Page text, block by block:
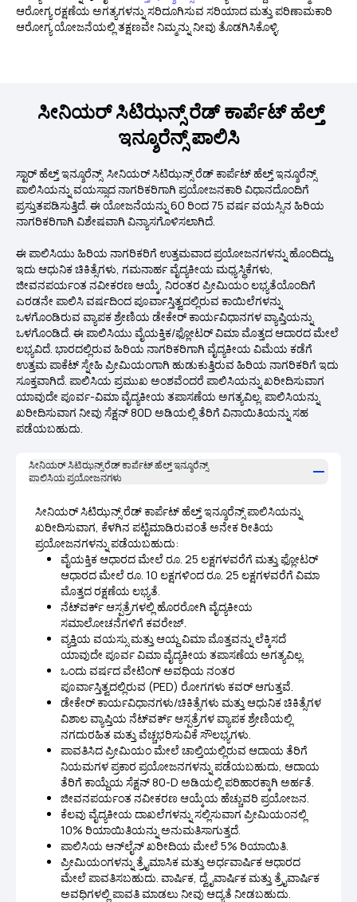
ಆರೋಗ್ಯ ರಕ್ಷಣೆಯ ಅಗತ್ಯಗಳನ್ನು ಸರಿದೂಗಿಸುವ ಸರಿಯಾದ ಮತ್ತು ಪರಿಣಾಮಕಾರಿ
ಆರೋಗ್ಯ ಯೋಜನೆಯಲ್ಲಿ ತಕ್ಷಣವೇ ನಿಮ್ಮನ್ನು ನೀವು ತೊಡಗಿಸಿಕೊಳ್ಳಿ.
ಸೀನಿಯರ್ ಸಿಟಿಝನ್ಸ್ ರೆಡ್ ಕಾರ್ಪೆಟ್ ಹೆಲ್ತ್
ಇನ್ಶೂರೆನ್ಸ್ ಪಾಲಿಸಿ
ಸ್ಟಾರ್ ಹೆಲ್ತ್ ಇನ್ಶೂರೆನ್ಸ್ ಸೀನಿಯರ್ ಸಿಟಿಝನ್ಸ್ ರೆಡ್ ಕಾರ್ಪೆಟ್ ಹೆಲ್ತ್ ಇನ್ಶೂರೆನ್ಸ್
ಪಾಲಿಸಿಯನ್ನು ವಯಸ್ಸಾದ ನಾಗರಿಕರಿಗಾಗಿ ಪ್ರಯೋಜನಕಾರಿ ವಿಧಾನದೊಂದಿಗೆ
ಪ್ರಸ್ತುತಪಡಿಸುತ್ತಿದೆ. ಈ ಯೋಜನೆಯನ್ನು 60 ರಿಂದ 75 ವರ್ಷ ವಯಸ್ಸಿನ ಹಿರಿಯ
ನಾಗರಿಕರಿಗಾಗಿ ವಿಶೇಷವಾಗಿ ವಿನ್ಯಾಸಗೊಳಿಸಲಾಗಿದೆ.
ಈ ಪಾಲಿಸಿಯು ಹಿರಿಯ ನಾಗರಿಕರಿಗೆ ಉತ್ತಮವಾದ ಪ್ರಯೋಜನಗಳನ್ನು ಹೊಂದಿದ್ದು,
ಇದು ಆಧುನಿಕ ಚಿಕಿತ್ಸೆಗಳು, ಗಮನಾರ್ಹ ವೈದ್ಯಕೀಯ ಮಧ್ಯಸ್ಥಿಕೆಗಳು,
ಜೀವನಪರ್ಯಂತ ನವೀಕರಣ ಆಯ್ಕೆ, ನಿರಂತರ ಪ್ರೀಮಿಯಂ ಲಭ್ಯತೆಯೊಂದಿಗೆ
ಎರಡನೇ ಪಾಲಿಸಿ ವರ್ಷದಿಂದ ಪೂರ್ವಾಸ್ತಿತ್ವದಲ್ಲಿರುವ ಕಾಯಿಲೆಗಳನ್ನು
ಒಳಗೊಂಡಿರುವ ವ್ಯಾಪಕ ಶ್ರೇಣಿಯ ಡೇಕೇರ್ ಕಾರ್ಯವಿಧಾನಗಳ ವ್ಯಾಪ್ತಿಯನ್ನು
ಒಳಗೊಂಡಿದೆ. ಈ ಪಾಲಿಸಿಯು ವೈಯಕ್ತಿಕ/ಫ್ಲೋಟರ್ ವಿಮಾ ಮೊತ್ತದ ಆದಾರದ ಮೇಲೆ
ಲಭ್ಯವಿದೆ. ಭಾರದಲ್ಲಿರುವ ಹಿರಿಯ ನಾಗರಿಕರಿಗಾಗಿ ವೈದ್ಯಕೀಯ ವಿಮೆಯ ಕಡೆಗೆ
ಉತ್ತಮ ಪಾಕೆಟ್ ಸ್ನೇಹಿ ಪ್ರೀಮಿಯಂಗಾಗಿ ಹುಡುಕುತ್ತಿರುವ ಹಿರಿಯ ನಾಗರಿಕರಿಗೆ ಇದು
ಸೂಕ್ತವಾಗಿದೆ. ಪಾಲಿಸಿಯ ಪ್ರಮುಖ ಅಂಶವೆಂದರೆ ಪಾಲಿಸಿಯನ್ನು ಖರೀದಿಸುವಾಗ
ಯಾವುದೇ ಪೂರ್ವ-ವಿಮಾ ವೈದ್ಯಕೀಯ ತಪಾಸಣೆಯ ಅಗತ್ಯವಿಲ್ಲ. ಪಾಲಿಸಿಯನ್ನು
ಖರೀದಿಸುವಾಗ ನೀವುಸೆಕ್ಷನ್ 80D ಅಡಿಯಲ್ಲಿ ತೆರಿಗೆ ವಿನಾಯಿತಿಯನ್ನು ಸಹ
ಪಡೆಯಬಹುದು.
ಸೀನಿಯರ್ ಸಿಟಿಝನ್ಸ್ ರೆಡ್ ಕಾರ್ಪೆಟ್ ಹೆಲ್ತ್ ಇನ್ಶೂರೆನ್ಸ್
ಪಾಲಿಸಿಯ ಪ್ರಯೋಜನಗಳು
ಸೀನಿಯರ್ ಸಿಟಿಝನ್ಸ್ ರೆಡ್ ಕಾರ್ಪೆಟ್ ಹೆಲ್ತ್ ಇನ್ಶೂರೆನ್ಸ್ ಪಾಲಿಸಿಯನ್ನು
ಖರೀದಿಸುವಾಗ, ಕೆಳಗಿನ ಪಟ್ಟಿಮಾಡಿರುವಂತೆ ಅನೇಕ ರೀತಿಯ
ಪ್ರಯೋಜನಗಳನ್ನು ಪಡೆಯಬಹುದು:
ವೈಯಕ್ತಿಕ ಆಧಾರದ ಮೇಲೆ ರೂ. 25 ಲಕ್ಷಗಳವರೆಗೆ ಮತ್ತು ಫ್ಲೋಟರ್
ಆಧಾರದ ಮೇಲೆ ರೂ. 10 ಲಕ್ಷಗಳಿಂದ ರೂ. 25 ಲಕ್ಷಗಳವರೆಗೆ ವಿಮಾ
ಮೊತ್ತದ ರಕ್ಷಣೆಯ ಲಭ್ಯತೆ.
ನೆಟ್‌ವರ್ಕ್ ಆಸ್ಪತ್ರೆಗಳಲ್ಲಿ ಹೊರರೋಗಿ ವೈದ್ಯಕೀಯ
ಸಮಾಲೋಚನೆಗಳಿಗೆ ಕವರೇಜ್.
ವ್ಯಕ್ತಿಯ ವಯಸ್ಸು ಮತ್ತು ಆಯ್ದ ವಿಮಾ ಮೊತ್ತವನ್ನು ಲೆಕ್ಕಿಸದೆ
ಯಾವುದೇ ಪೂರ್ವ ವಿಮಾ ವೈದ್ಯಕೀಯ ತಪಾಸಣೆಯ ಅಗತ್ಯವಿಲ್ಲ.
ಒಂದು ವರ್ಷದ ವೇಟಿಂಗ್ ಅವಧಿಯ ನಂತರ
ಪೂರ್ವಾಸ್ತಿತ್ವದಲ್ಲಿರುವ (PED) ರೋಗಗಳು ಕವರ್ ಆಗುತ್ತವೆ.
ಡೇಕೇರ್ ಕಾರ್ಯವಿಧಾನಗಳು/ಚಿಕಿತ್ಸೆಗಳು ಮತ್ತು ಆಧುನಿಕ ಚಿಕಿತ್ಸೆಗಳ
ವಿಶಾಲ ವ್ಯಾಪ್ತಿಯ ನೆಟ್‌ವರ್ಕ್ ಆಸ್ಪತ್ರೆಗಳ ವ್ಯಾಪಕ ಶ್ರೇಣಿಯಲ್ಲಿ
ನಗದುರಹಿತ ಮತ್ತು ವೆಚ್ಚಭರಿಸುವಿಕೆ ಸೌಲಭ್ಯಗಳು.
ಪಾವತಿಸಿದ ಪ್ರೀಮಿಯಂ ಮೇಲೆ ಚಾಲ್ತಿಯಲ್ಲಿರುವ ಆದಾಯ ತೆರಿಗೆ
ನಿಯಮಗಳ ಪ್ರಕಾರ ಪ್ರಯೋಜನಗಳನ್ನು ಪಡೆಯಬಹುದು, ಆದಾಯ
ತೆರಿಗೆ ಕಾಯ್ದೆಯ ಸೆಕ್ಷನ್ 80-D ಅಡಿಯಲ್ಲಿ ಪರಿಹಾರಕ್ಕಾಗಿ ಅರ್ಹತೆ.
ಜೀವನಪರ್ಯಂತ ನವೀಕರಣ ಆಯ್ಕೆಯ ಹೆಚ್ಚುವರಿ ಪ್ರಯೋಜನ.
ಕೆಲವು ವೈದ್ಯಕೀಯ ದಾಖಲೆಗಳನ್ನು ಸಲ್ಲಿಸುವಾಗ ಪ್ರೀಮಿಯಂನಲ್ಲಿ
10% ರಿಯಾಯಿತಿಯನ್ನು ಅನುಮತಿಸಾಗುತ್ತದೆ.
ಪಾಲಿಸಿಯ ಆನ್‌ಲೈನ್ ಖರೀದಿಯ ಮೇಲೆ 5% ರಿಯಾಯಿತಿ.
ಪ್ರೀಮಿಯಂಗಳನ್ನು ತ್ರೈಮಾಸಿಕ ಮತ್ತು ಅರ್ಧವಾರ್ಷಿಕ ಆಧಾರದ
ಮೇಲೆ ಪಾವತಿಸಬಹುದು. ವಾರ್ಷಿಕ, ದ್ವೈವಾರ್ಷಿಕ ಮತ್ತು ತ್ರೈವಾರ್ಷಿಕ
ಅವಧಿಗಳಲ್ಲಿ ಪಾವತಿ ಮಾಡಲು ನೀವು ಆದ್ಯತೆ ನೀಡಬಹುದು.